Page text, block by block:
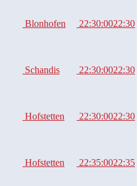
Blonhofen 22:30:0022:30
Schandis 22:30:0022:30
Hofstetten 22:30:0022:30
Hofstetten 22:35:0022:35